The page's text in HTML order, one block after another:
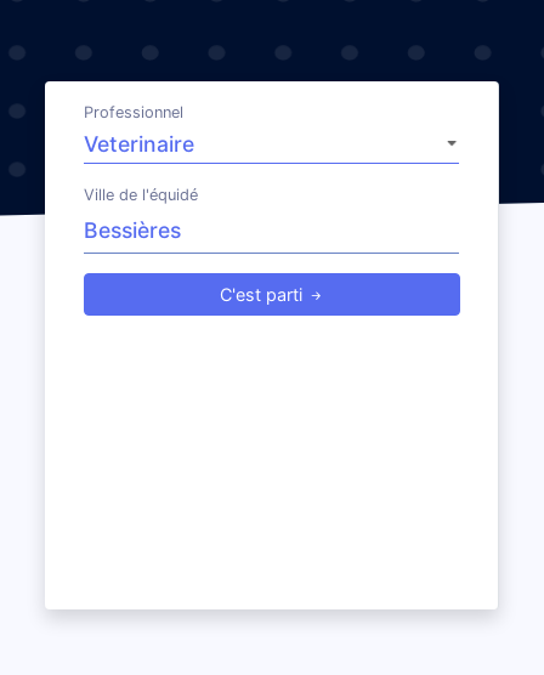
Professionnel
Ville de l'équidé
C'est parti